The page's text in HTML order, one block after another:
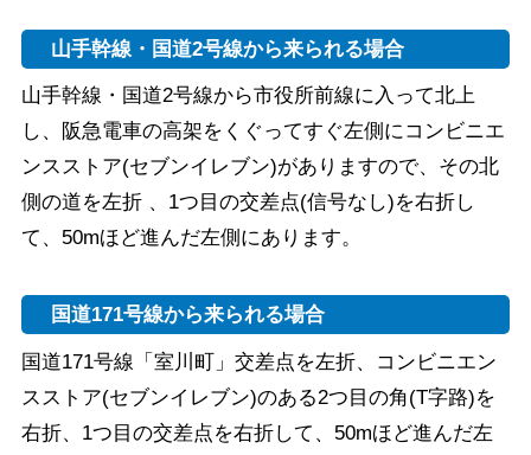
山手幹線・国道2号線から来られる場合
山手幹線・国道2号線から市役所前線に入って北上
し、阪急電車の高架をくぐってすぐ左側にコンビニエ
ンスストア(セブンイレブン)がありますので、その北
側の道を左折 、1つ目の交差点(信号なし)を右折し
て、50mほど進んだ左側にあります。
国道171号線から来られる場合
国道171号線「室川町」交差点を左折、コンビニエン
スストア(セブンイレブン)のある2つ目の角(T字路)を
右折、1つ目の交差点を右折して、50mほど進んだ左